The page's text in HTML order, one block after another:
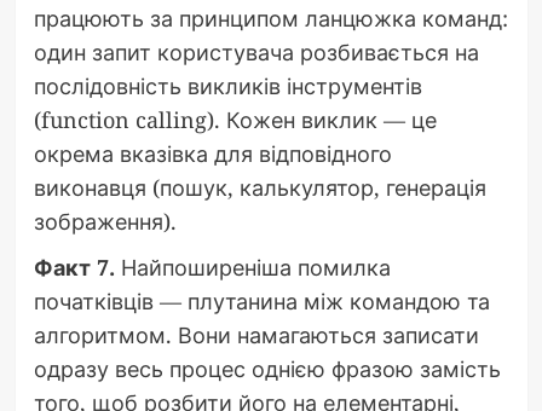
працюють за принципом ланцюжка команд:
один запит користувача розбивається на
послідовність викликів інструментів
(function calling). Кожен виклик — це
окрема вказівка для відповідного
виконавця (пошук, калькулятор, генерація
зображення).
Факт 7. Найпоширеніша помилка
початківців — плутанина між командою та
алгоритмом. Вони намагаються записати
одразу весь процес однією фразою замість
того, щоб розбити його на елементарні,